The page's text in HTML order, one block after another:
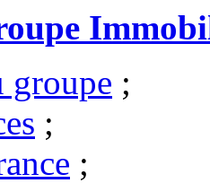
groupe ;
;
;